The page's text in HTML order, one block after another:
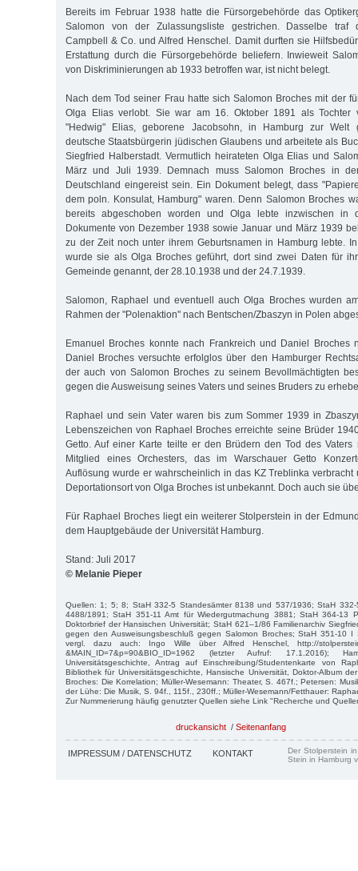
Bereits im Februar 1938 hatte die Fürsorgebehörde das
Salomon von der Zulassungsliste gestrichen. Dasselbe traf
Campbell & Co. und Alfred Henschel. Damit durften sie
Erstattung durch die Fürsorgebehörde beliefern. Inwieweit
von Diskriminierungen ab 1933 betroffen war, ist nicht belegt.
Nach dem Tod seiner Frau hatte sich Salomon Broches mit der
Olga Elias verlobt. Sie war am 16. Oktober 1891 als Tochter
"Hedwig" Elias, geborene Jacobsohn, in Hamburg zur Welt
deutsche Staatsbürgerin jüdischen Glaubens und arbeitete als
Siegfried Halberstadt. Vermutlich heirateten Olga Elias und
März und Juli 1939. Demnach muss Salomon Broches in
Deutschland eingereist sein. Ein Dokument belegt, dass
dem poln. Konsulat, Hamburg" waren. Denn Salomon Broches
bereits abgeschoben worden und Olga lebte inzwischen in
Dokumente von Dezember 1938 sowie Januar und März 1939
zu der Zeit noch unter ihrem Geburtsnamen in Hamburg lebte.
wurde sie als Olga Broches geführt, dort sind zwei Daten für
Gemeinde genannt, der 28.10.1938 und der 24.7.1939.
Salomon, Raphael und eventuell auch Olga Broches wurden
Rahmen der "Polenaktion" nach Bentschen/Zbaszyn in Polen
Emanuel Broches konnte nach Frankreich und Daniel Broches
Daniel Broches versuchte erfolglos über den Hamburger
der auch von Salomon Broches zu seinem Bevollmächtigten
gegen die Ausweisung seines Vaters und seines Bruders zu
Raphael und sein Vater waren bis zum Sommer 1939 in
Lebenszeichen von Raphael Broches erreichte seine Brüder
Getto. Auf einer Karte teilte er den Brüdern den Tod des
Mitglied eines Orchesters, das im Warschauer Getto
Auflösung wurde er wahrscheinlich in das KZ Treblinka verbracht
Deportationsort von Olga Broches ist unbekannt. Doch auch sie
Für Raphael Broches liegt ein weiterer Stolperstein in der
dem Hauptgebäude der Universität Hamburg.
Stand: Juli 2017
© Melanie Pieper
Quellen: 1; 5; 8; StaH 332-5 Standesämter 8138 und 537/1936; StaH
4488/1891; StaH 351-11 Amt für Wiedergutmachung 3881; StaH 364-13
Doktorbrief der Hansischen Universität; StaH 621–1/86 Familienarchiv
gegen den Ausweisungsbeschluß gegen Salomon Broches; StaH 351-10 I
vergl. dazu auch: Ingo Wille über Alfred Henschel, http://
&MAIN_ID=7&p=90&BIO_ID=1962 (letzter Aufruf: 17.1.2016);
Universitätsgeschichte, Antrag auf Einschreibung/Studentenkarte von
Bibliothek für Universitätsgeschichte, Hansische Universität, Doktor-Album
Broches: Die Korrelation; Müller-Wesemann: Theater, S. 467f.; Petersen:
der Lühe: Die Musik, S. 94f., 115f., 230ff.; Müller-Wesemann/Fetthauer:
Zur Nummerierung häufig genutzter Quellen siehe Link "Recherche und
druckansicht / Seitenanfang
IMPRESSUM / DATENSCHUTZ KONTAKT
Der Stolperstein
Stein in Hamburg